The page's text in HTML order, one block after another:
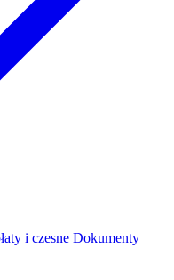
i czesne Dokumenty